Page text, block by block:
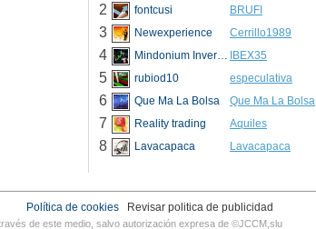
2 fontcusi BRUFI
3 Newexperience Cerrillo1989
4 Mindonium Inversions IBEX35
5 rubiod10 especulativa
6 Que Ma La Bolsa Que Ma La Bolsa
7 Reality trading Aquiles
8 Lavacapaca Lavacapaca
Revisar politica de publicidad
Política de cookies
de este medio, salvo autorización expresa de ©JCCM,slu